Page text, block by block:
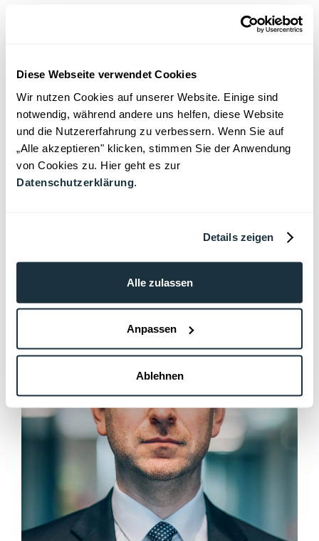
Diese Webseite verwendet Cookies
Wir nutzen Cookies auf unserer Website. Einige sind
notwendig, während andere uns helfen, diese Website
und die Nutzererfahrung zu verbessern. Wenn Sie auf
„Alle akzeptieren" klicken, stimmen Sie der Anwendung
von Cookies zu. Hier geht es zur
Datenschutzerklärung
Details zeigen
Alle zulassen
Anpassen
Ablehnen
Kanzlei für Compliance 2026 aus
🥇 Die besten Anwälte für Strafrecht in Köln 2026
Wenn Vorwürfe im Raum stehen: Sicherer Umgang
mit sexuellem Fehlverhalten in gemeinnützigen
Organisationen